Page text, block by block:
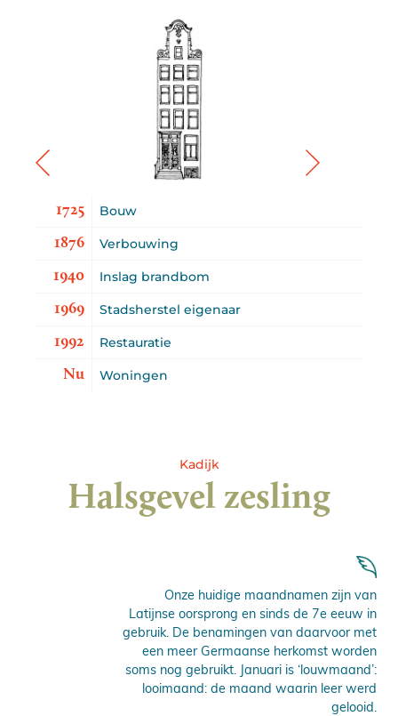
1725 Bouw
1876 Verbouwing
1940 Inslag brandbom
1969 Stadsherstel eigenaar
1992 Restauratie
Nu Woningen
Kadijk
Halsgevel zesling
Onze huidige maandnamen zijn van
Latijnse oorsprong en sinds de 7e eeuw in
gebruik. De benamingen van daarvoor met
een meer Germaanse herkomst worden
soms nog gebruikt. Januari is ‘louwmaand’:
looimaand: de maand waarin leer werd
gelooid.